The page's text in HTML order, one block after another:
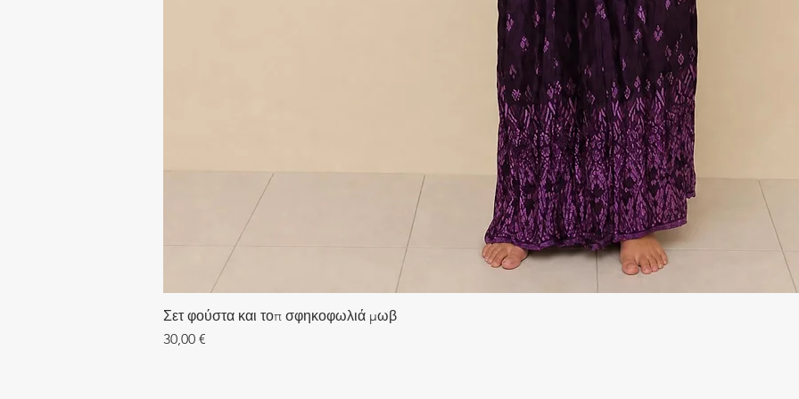
Σετ φούστα και τοπ σφηκοφωλιά μωβ
Τιμή
30,00 €